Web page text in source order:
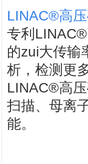
LINAC®高
专利
的zui大传输
析，检测更
LINAC®高
扫描、母离
能。